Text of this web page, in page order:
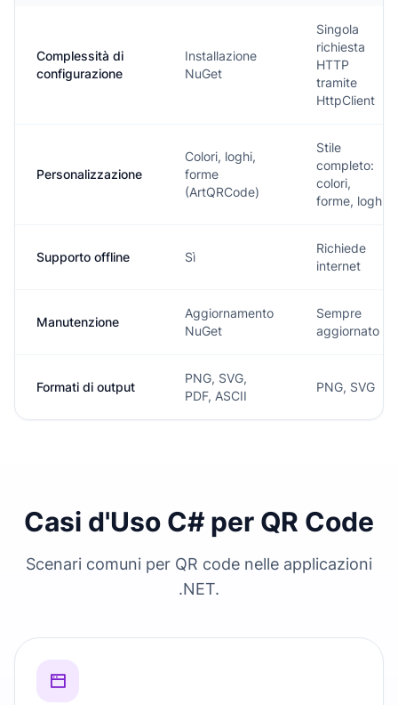
Complessità di
configurazione
Installazione
NuGet
Singola
richiesta
HTTP
tramite
HttpClient
Personalizzazione
Colori, loghi,
forme
(ArtQRCode)
Stile
completo:
colori,
forme, loghi
Supporto offline Sì
Richiede
internet
Manutenzione
Aggiornamento
NuGet
Sempre
aggiornato
Formati di output
PNG, SVG,
PDF, ASCII
PNG, SVG
Casi d'Uso C# per QR Code
Scenari comuni per QR code nelle applicazioni
.NET.